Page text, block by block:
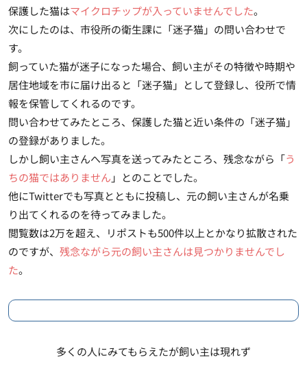
保護した猫はマイクロチップが入っていませんでした。
次にしたのは、市役所の衛生課に「迷子猫」の問い合わせで
す。
飼っていた猫が迷子になった場合、飼い主がその特徴や時期や
居住地域を市に届け出ると 「迷子猫」として登録し、役所で情
報を保管してくれるのです。
問い合わせてみたところ、保護した猫と近い条件の「迷子猫」
の登録がありました。
しかし飼い主さんへ写真を送ってみたところ、残念ながら「う
ちの猫ではありません 」とのことでした。
他にTwitterでも写真とともに投稿し、元の飼い主さんが名乗
り出てくれるのを待ってみました。
閲覧数は2万を超え、リポストも500件以上とかなり拡散された
のですが、 残念ながら元の飼い主さんは見つかりませんでし
た。
多くの人にみてもらえたが飼い主は現れず